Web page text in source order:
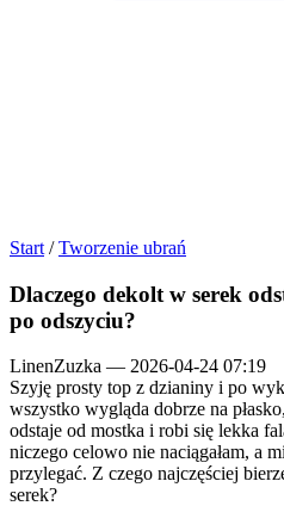
Start / Tworzenie ubrań
Dlaczego dekolt w serek
po odszyciu?
LinenZuzka — 2026-04-24 07:19
Szyję prosty top z dzianiny i po
wszystko wygląda dobrze na
odstaje od mostka i robi się lekka
niczego celowo nie naciągałam, a
przylegać. Z czego najczęściej
serek?